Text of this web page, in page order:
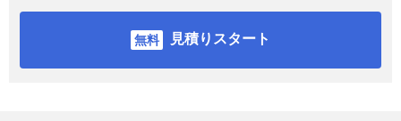
見積りスタート